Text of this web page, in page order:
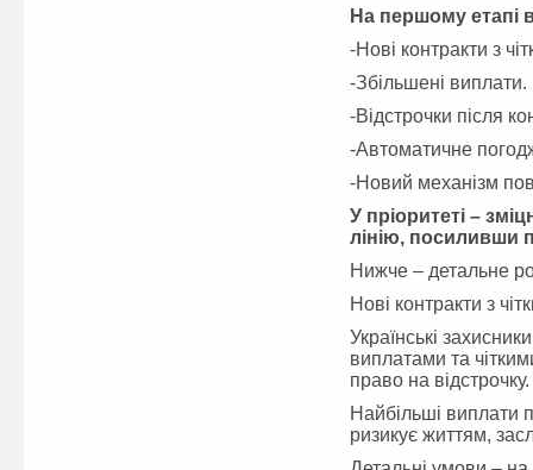
На першому етапі
-Нові контракти з
-Збільшені виплати.
-Відстрочки після
-Автоматичне
-Новий механізм
У пріоритеті –
лінію, посиливши
Нижче – детальне
Нові контракти з
Українські
виплатами та
право на відстрочку.
Найбільші виплати
ризикує життям,